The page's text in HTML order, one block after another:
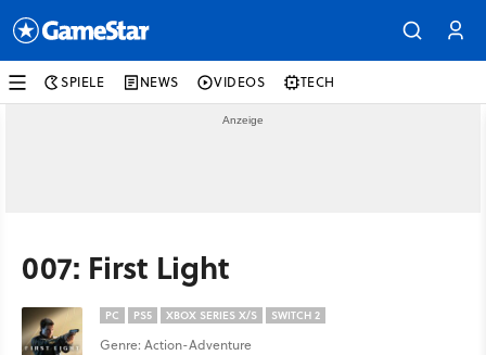
SPIELE NEWS VIDEOS TECH
007: First Light
PC PS5 XBOX SERIES X/S SWITCH 2
Genre: Action-Adventure